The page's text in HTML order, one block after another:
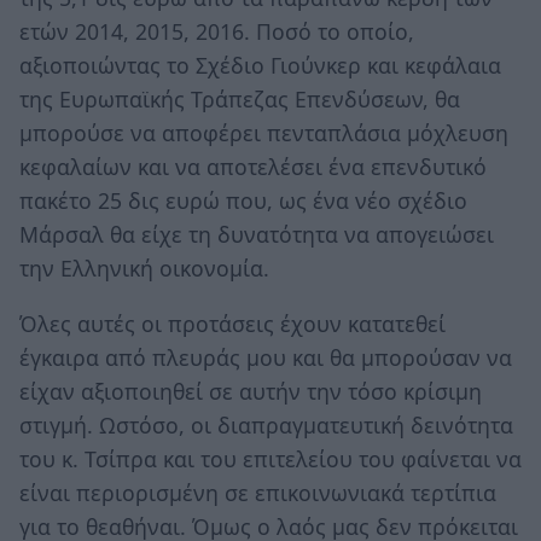
ετών 2014, 2015, 2016. Ποσό το οποίο,
αξιοποιώντας το Σχέδιο Γιούνκερ και κεφάλαια
της Ευρωπαϊκής Τράπεζας Επενδύσεων, θα
μπορούσε να αποφέρει πενταπλάσια μόχλευση
κεφαλαίων και να αποτελέσει ένα επενδυτικό
πακέτο 25 δις ευρώ που, ως ένα νέο σχέδιο
Μάρσαλ θα είχε τη δυνατότητα να απογειώσει
την Ελληνική οικονομία.
Όλες αυτές οι προτάσεις έχουν κατατεθεί
έγκαιρα από πλευράς μου και θα μπορούσαν να
είχαν αξιοποιηθεί σε αυτήν την τόσο κρίσιμη
στιγμή. Ωστόσο, οι διαπραγματευτική δεινότητα
του κ. Τσίπρα και του επιτελείου του φαίνεται να
είναι περιορισμένη σε επικοινωνιακά τερτίπια
για το θεαθήναι. Όμως ο λαός μας δεν πρόκειται